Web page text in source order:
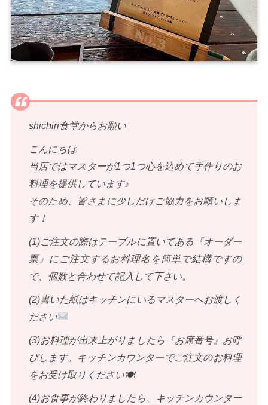
shichiri食堂からお願い
こんにちは
当店ではマスターが1つ1つ心を込めて手作りのお
料理を提供しています♪
そのため、皆さまに少しだけご協力をお願いしま
す！
(1)ご注文の際はテーブルに置いてある『オーダー
票』にご注文するお料理名を簡単で結構ですの
で、個数と合わせて記入して下さい。
(2)書いた紙はキッチンにいるマスターへお渡しく
ださい
(3)お料理が出来上がりましたら『お席番号』お呼
びします。キッチンカウンターでご注文のお料理
をお受け取りください🍽
(4)お食事が終わりましたら、キッチンカウンター